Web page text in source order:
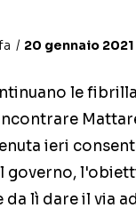
20 gennaio 2021
le
ieri
governo,
da lì dare il via